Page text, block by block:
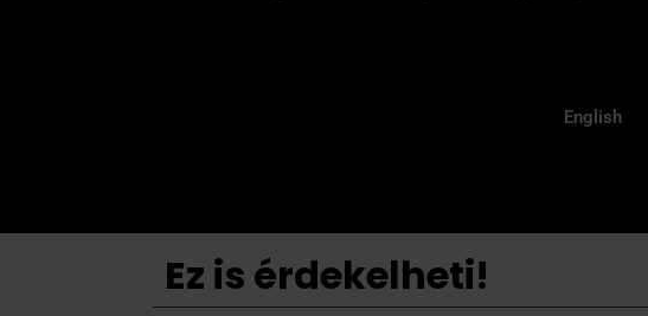
English
Ez is érdekelheti!